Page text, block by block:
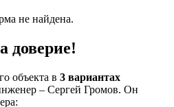
не найдена.
доверие!
объекта в 3 вариантах
– Сергей Громов. Он